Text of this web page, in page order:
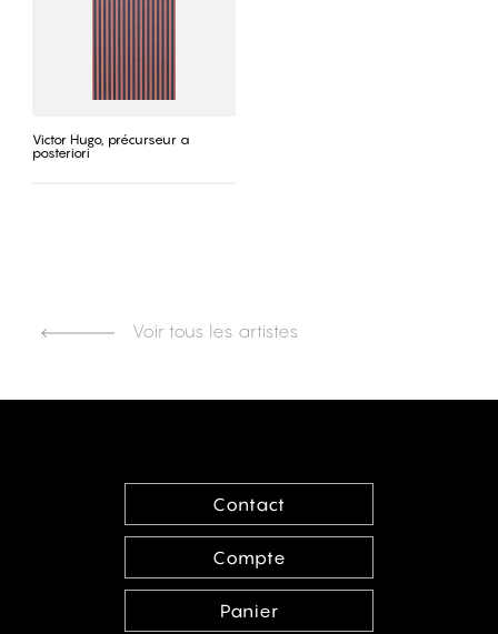
Victor Hugo, précurseur a
posteriori
Voir tous les artistes
Contact
Compte
Panier